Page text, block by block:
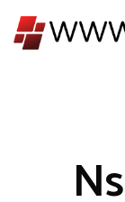
ン